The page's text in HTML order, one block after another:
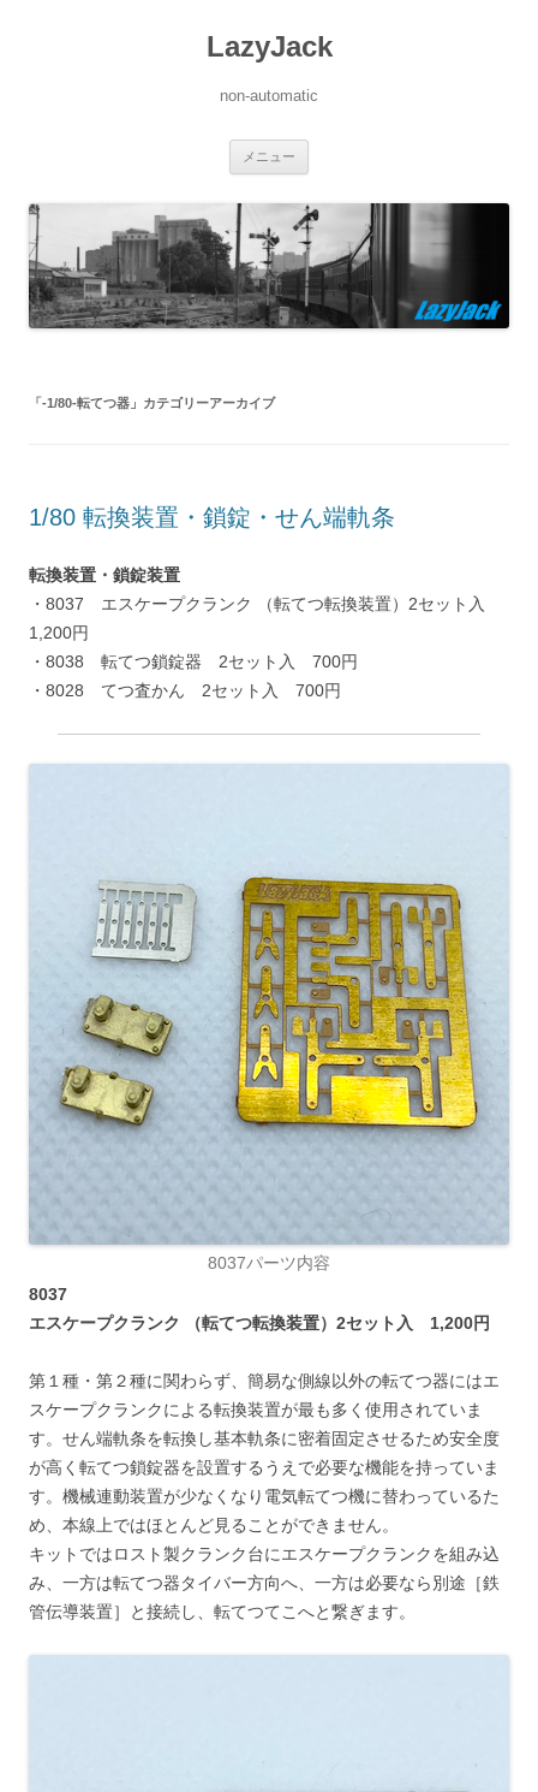
LazyJack
non-automatic
メニュー
ツ
へ
ス
キ
ッ
プ
「 -1/80-転てつ器 」カテゴリーアーカイブ
1/80 転換装置・鎖錠・せん端軌条
転換装置・鎖錠装置
・8037 エスケープクランク （転てつ転換装置）2セット入
1,200円
・8038 転てつ鎖錠器 2セット入 700円
・8028 てつ査かん 2セット入 700円
8037パーツ内容
8037
エスケープクランク （転てつ転換装置）2セット入 1,200円
第１種・第２種に関わらず、簡易な側線以外の転てつ器にはエ
スケープクランクによる転換装置が最も多く使用されていま
す。せん端軌条を転換し基本軌条に密着固定させるため安全度
が高く転てつ鎖錠器を設置するうえで必要な機能を持っていま
す。機械連動装置が少なくなり電気転てつ機に替わっているた
め、本線上ではほとんど見ることができません。
キットではロスト製クランク台にエスケープクランクを組み込
み、一方は転てつ器タイバー方向へ、一方は必要なら別途［鉄
管伝導装置］と接続し、転てつてこへと繋ぎます。